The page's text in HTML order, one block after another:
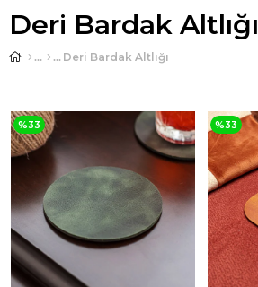
Deri Bardak Altlığı
Deri Bardak Altlığı
%33 %33